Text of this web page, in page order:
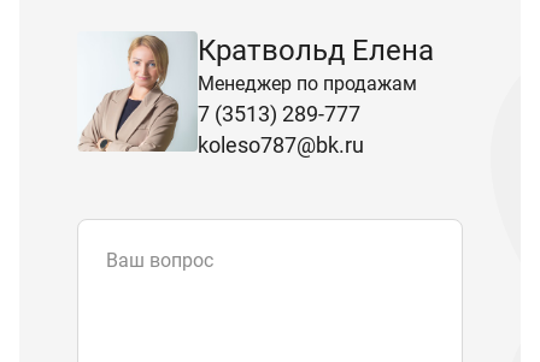
Кратвольд Елена
Менеджер по продажам
7 (3513) 289-777
koleso787@bk.ru
Ваш вопрос